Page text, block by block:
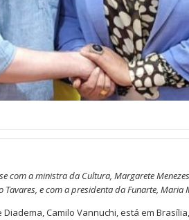
com a ministra da Cultura, Margarete
e com a presidenta da Funarte, Maria
Camilo Vannuchi, está em